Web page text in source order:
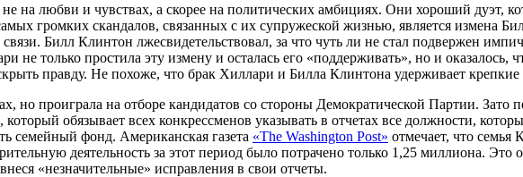
на любви и чувствах, а скорее на политических амбициях. Они хороший дуэт,
громких скандалов, связанных с их супружеской жизнью, является измена
Билл Клинтон лжесвидетельствовал, за что чуть ли не стал подвержен
не только простила эту измену и осталась его «поддерживать», но и оказалось,
правду. Не похоже, что брак Хиллари и Билла Клинтона удерживает
но проиграла на отборе кандидатов со стороны Демократической Партии. Зато
обязывает всех конкрессменов указывать в отчетах все должности,
семейный фонд. Американская газета «The Washington Post» отмечает, что семья
деятельность за этот период было потрачено только 1,25 миллиона.
«незначительные» исправления в свои отчеты.